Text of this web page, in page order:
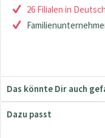
26 Filialen in
Das könnte Dir auch
Dazu passt